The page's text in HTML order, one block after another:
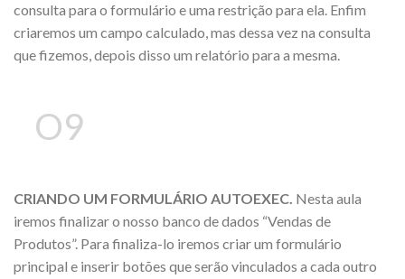
consulta para o formulário e uma restrição para ela. Enfim
criaremos um campo calculado, mas dessa vez na consulta
que fizemos, depois disso um relatório para a mesma.
O9
CRIANDO UM FORMULÁRIO AUTOEXEC. Nesta aula
iremos finalizar o nosso banco de dados “Vendas de
Produtos”. Para finaliza-lo iremos criar um formulário
principal e inserir botões que serão vinculados a cada outro